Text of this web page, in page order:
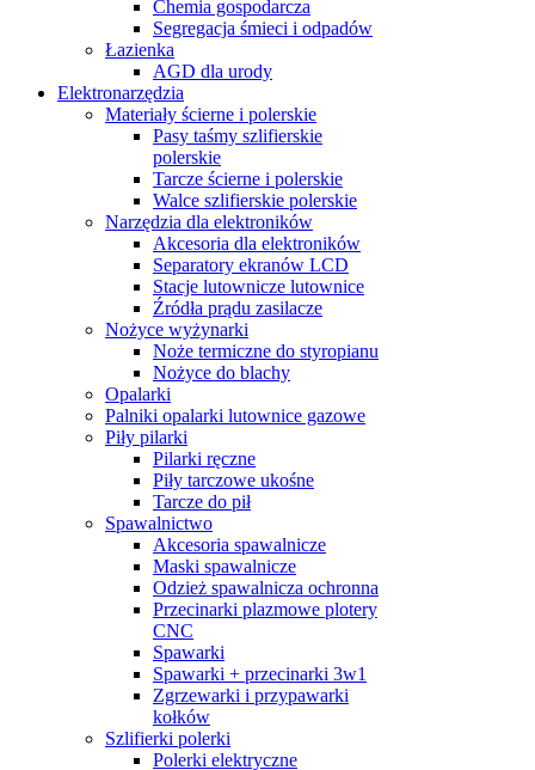
Chemia gospodarcza
Segregacja śmieci i odpadów
Łazienka
AGD dla urody
Elektronarzędzia
Materiały ścierne i polerskie
Pasy taśmy szlifierskie
polerskie
Tarcze ścierne i polerskie
Walce szlifierskie polerskie
Narzędzia dla elektroników
Akcesoria dla elektroników
Separatory ekranów LCD
Stacje lutownicze lutownice
Źródła prądu zasilacze
Nożyce wyżynarki
Noże termiczne do styropianu
Nożyce do blachy
Opalarki
Palniki opalarki lutownice gazowe
Piły pilarki
Pilarki ręczne
Piły tarczowe ukośne
Tarcze do pił
Spawalnictwo
Akcesoria spawalnicze
Maski spawalnicze
Odzież spawalnicza ochronna
Przecinarki plazmowe plotery
CNC
Spawarki
Spawarki + przecinarki 3w1
Zgrzewarki i przypawarki
kołków
Szlifierki polerki
Polerki elektryczne